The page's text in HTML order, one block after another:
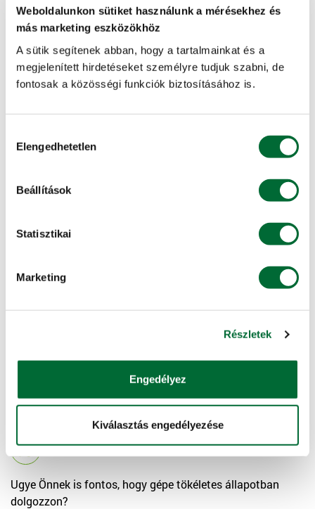
Weboldalunkon sütiket használunk a mérésekhez és
más marketing eszközökhöz
A sütik segítenek abban, hogy a tartalmainkat és a
megjelenített hirdetéseket személyre tudjuk szabni, de
fontosak a közösségi funkciók biztosításához is.
kiválasztása
Elengedhetetlen
Beállítások
Statisztikai
Marketing
Részletek
Engedélyez
Kiválasztás engedélyezése
Hitelt szeretne felvenni a gépvásárláshoz?
Részletes információ »
KITE Alkusz
Részletes információ »
hatékonyabban használni?
Részletes információ »
Szerviz
Ugye Önnek is fontos, hogy gépe tökéletes állapotban
dolgozzon?